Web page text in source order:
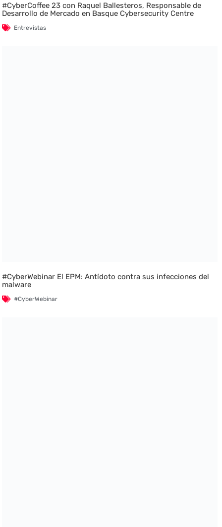
#CyberCoffee 23 con Raquel Ballesteros, Responsable de
Desarrollo de Mercado en Basque Cybersecurity Centre
Entrevistas
#CyberWebinar El EPM: Antídoto contra sus infecciones del
malware
#CyberWebinar